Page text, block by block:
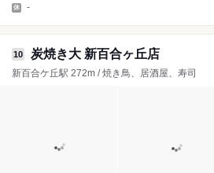
-
10 炭焼き大 新百合ヶ丘店
新百合ケ丘駅 272m / 焼き鳥、居酒屋、寿司